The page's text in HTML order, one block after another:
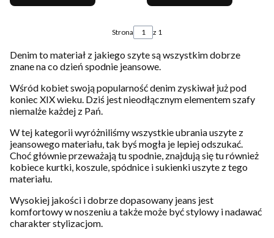
Strona z 1
Denim to materiał z jakiego szyte są wszystkim dobrze
znane na co dzień spodnie jeansowe.
Wśród kobiet swoją popularność denim zyskiwał już pod
koniec XIX wieku. Dziś jest nieodłącznym elementem szafy
niemalże każdej z Pań.
W tej kategorii wyróżniliśmy wszystkie ubrania uszyte z
jeansowego materiału, tak byś mogła je lepiej odszukać.
Choć głównie przeważają tu spodnie, znajdują się tu również
kobiece kurtki, koszule, spódnice i sukienki uszyte z tego
materiału.
Wysokiej jakości i dobrze dopasowany jeans jest
komfortowy w noszeniu a także może być stylowy i nadawać
charakter stylizacjom.